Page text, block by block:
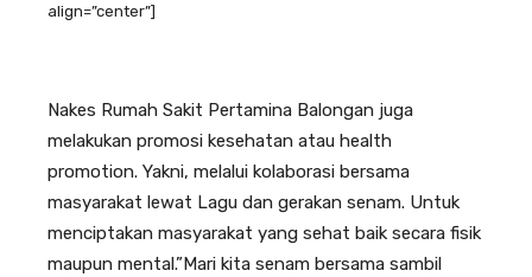
align=”center”]
Nakes Rumah Sakit Pertamina Balongan juga
melakukan promosi kesehatan atau health
promotion. Yakni, melalui kolaborasi bersama
masyarakat lewat Lagu dan gerakan senam. Untuk
menciptakan masyarakat yang sehat baik secara fisik
maupun mental.”Mari kita senam bersama sambil